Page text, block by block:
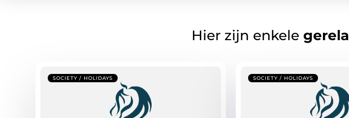
Hier zijn enkele
SOCIETY / HOLIDAYS SOCIETY / HOLIDAYS